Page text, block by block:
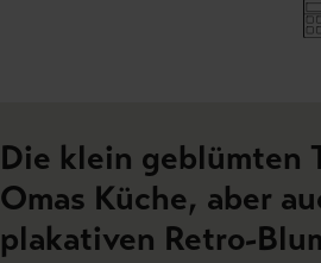
Die klein geblümten
Omas Küche, aber
plakativen Retro-